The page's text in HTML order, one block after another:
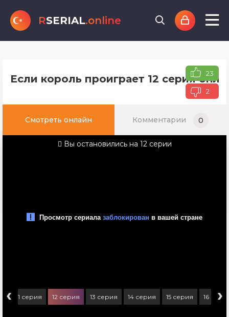
RSERIAL.online
Если король проиграет 12 серия 23
2
Смотреть онлайн Комментарии 0
Вы остановились на 12 серии
‹ 11 серия 12 серия 13 серия 14 серия 15 серия 16 ›